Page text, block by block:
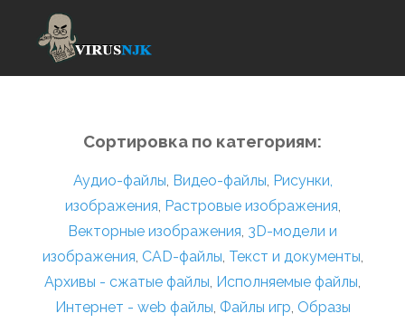
Сортировка по категориям:
Аудио-файлы, Видео-файлы, Рисунки,
изображения, Растровые изображения,
Векторные изображения, 3D-модели и
изображения, CAD-файлы, Текст и документы,
Архивы - сжатые файлы, Исполняемые файлы,
Интернет - web файлы, Файлы игр, Образы